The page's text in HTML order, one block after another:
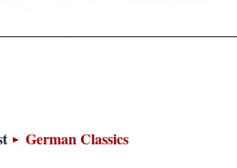
German Classics